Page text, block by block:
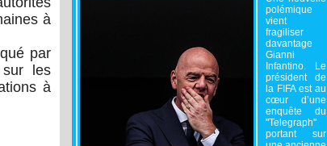
à
par
les
à
polémique
vient
fragiliser
davantage
Gianni
Infantino. Le
président de
la FIFA est au
cœur d’une
enquête du
"Telegraph"
portant sur